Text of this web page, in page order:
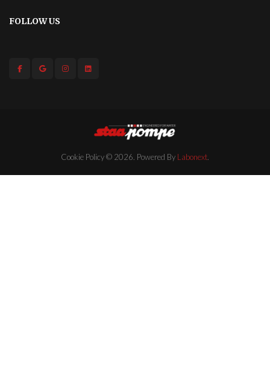
FOLLOW US
Cookie Policy© 2026. Powered By Labonext